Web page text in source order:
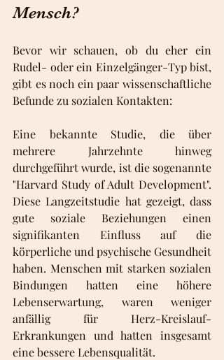
Mensch?
Bevor wir schauen, ob du eher ein
Rudel- oder ein Einzelgänger-Typ bist,
gibt es noch ein paar wissenschaftliche
Befunde zu sozialen Kontakten:
Eine bekannte Studie, die über
mehrere Jahrzehnte hinweg
durchgeführt wurde, ist die sogenannte
"Harvard Study of Adult Development".
Diese Langzeitstudie hat gezeigt, dass
gute soziale Beziehungen einen
signifikanten Einfluss auf die
körperliche und psychische Gesundheit
haben. Menschen mit starken sozialen
Bindungen hatten eine höhere
Lebenserwartung, waren weniger
anfällig für Herz-Kreislauf-
Erkrankungen und hatten insgesamt
eine bessere Lebensqualität.